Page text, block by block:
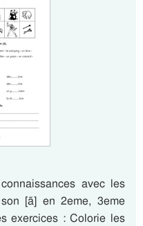
avec les
[ã] en 2eme, 3eme
exercices : Colorie les